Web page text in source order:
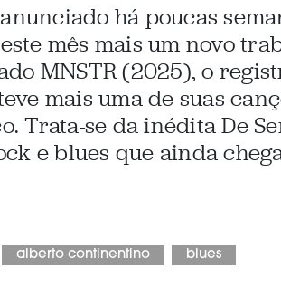
há poucas
mês mais um novo
MNSTR (2025), o
mais uma de suas
Trata-se da inédita De
e blues que ainda
alberto continentino blues